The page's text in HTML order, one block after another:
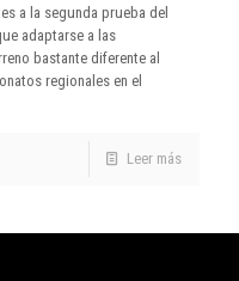
a la segunda prueba del
adaptarse a las
bastante diferente al
regionales en el
Leer más